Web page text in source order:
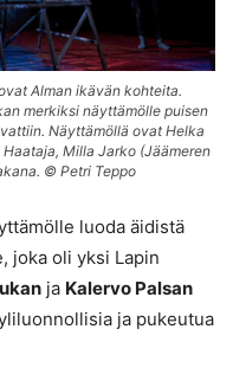
Alman ikävän kohteita.
merkiksi näyttämölle puisen
Näyttämöllä ovat Helka
Milla Jarko (Jäämeren
© Petri Teppo
luoda äidistä
joka oli yksi Lapin
ja Kalervo Palsan
ja pukeutua